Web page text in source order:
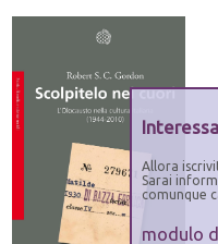
Allora
Sarai
comunque
modulo